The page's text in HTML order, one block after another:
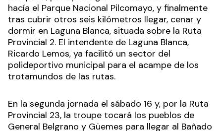
hacía el Parque Nacional Pilcomayo, y finalmente
tras cubrir otros seis kilómetros llegar, cenar y
dormir en Laguna Blanca, situada sobre la Ruta
Provincial 2. El intendente de Laguna Blanca,
Ricardo Lemos, ya facilitó un sector del
polideportivo municipal para el acampe de los
trotamundos de las rutas.
En la segunda jornada el sábado 16 y, por la Ruta
Provincial 23, la troupe tocará los pueblos de
General Belgrano y Güemes para llegar al Bañado